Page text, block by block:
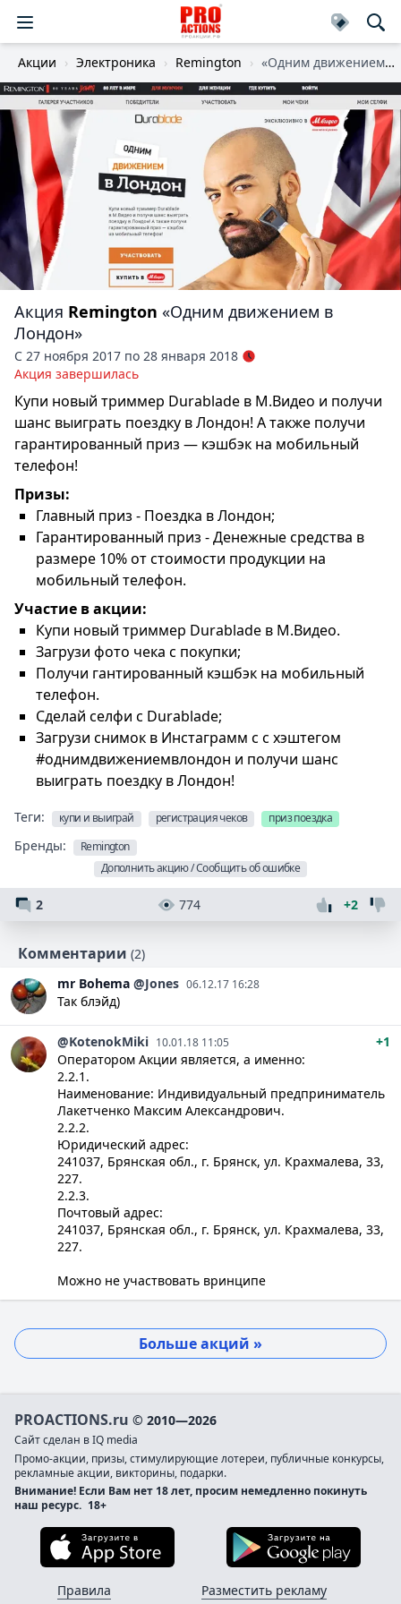
Акции Электроника Remington «Одним движением в Лондон»
Акция Remington «Одним движением в
Лондон»
С 27 ноября 2017 по 28 января 2018
Акция завершилась
Купи новый триммер Durablade в М.Видео и получи
шанс выиграть поездку в Лондон! А также получи
гарантированный приз — кэшбэк на мобильный
телефон!
Призы:
Главный приз - Поездка в Лондон;
Гарантированный приз - Денежные средства в
размере 10% от стоимости продукции на
мобильный телефон.
Участие в акции:
Купи новый триммер Durablade в М.Видео.
Загрузи фото чека с покупки;
Получи гантированный кэшбэк на мобильный
телефон.
Сделай селфи с Durablade;
Загрузи снимок в Инстаграмм с с хэштегом
#однимдвижениемвлондон и получи шанс
выиграть поездку в Лондон!
Теги: купи и выиграй регистрация чеков приз поездка
Бренды:
Remington
Дополнить акцию / Сообщить об ошибке
2 774 +2
Комментарии (2)
mr Bohema @Jones 06.12.17 16:28
Так блэйд)
@KotenokMiki 10.01.18 11:05
+1
Оператором Акции является, а именно:
2.2.1.
Наименование: Индивидуальный предприниматель
Лакетченко Максим Александрович.
2.2.2.
Юридический адрес:
241037, Брянская обл., г. Брянск, ул. Крахмалева, 33,
227.
2.2.3.
Почтовый адрес:
241037, Брянская обл., г. Брянск, ул. Крахмалева, 33,
227.
Можно не участвовать вринципе
Больше акций »
PROACTIONS.ru © 2010—2026
Сайт сделан в IQ media
Промо-акции, призы, стимулирующие лотереи, публичные конкурсы,
рекламные акции, викторины, подарки.
Внимание! Если Вам нет 18 лет, просим немедленно покинуть
наш ресурс. 18+
Загрузите в App Store
Правила
Разместить рекламу